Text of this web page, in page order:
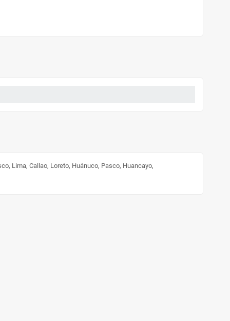
Lima, Callao, Loreto, Huánuco, Pasco, Huancayo,